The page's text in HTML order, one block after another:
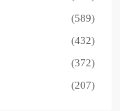
(589)
(432)
(372)
(207)